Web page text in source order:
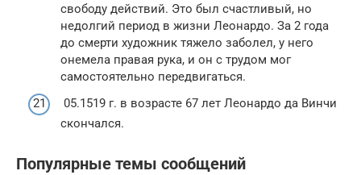
свободу действий. Это был счастливый, но
недолгий период в жизни Леонардо. За 2 года
до смерти художник тяжело заболел, у него
онемела правая рука, и он с трудом мог
самостоятельно передвигаться.
05.1519 г. в возрасте 67 лет Леонардо да Винчи
скончался.
Популярные темы сообщений